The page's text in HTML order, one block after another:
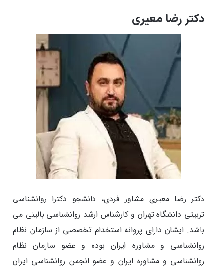
دکتر رضا معیری
دکتر رضا معیری مشاور فردی، دانشجو دکترا روانشناسی
تربیتی دانشگاه تهران و کارشناس ارشد روانشناسی بالینی می
باشد. ایشان دارای پروانه استخدام تخصصی از سازمان نظام
روانشناسی و مشاوره ایران بوده و عضو سازمان نظام
روانشناسی و مشاوره ایران و عضو انجمن روانشناسی ایران